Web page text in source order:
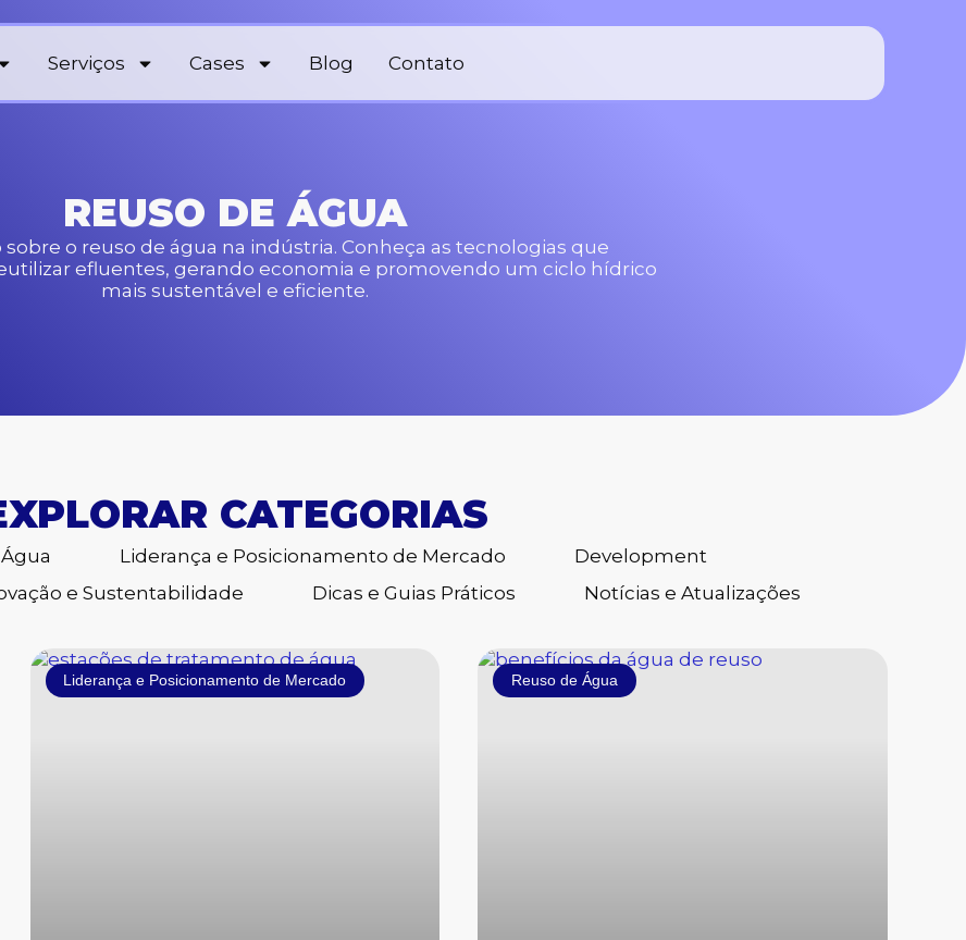
Serviços Cases Blog Contato
REUSO DE ÁGUA
o reuso de água na indústria. Conheça as tecnologias que
efluentes, gerando economia e promovendo um ciclo hídrico
mais sustentável e eficiente.
CATEGORIAS
Liderança e Posicionamento de Mercado
Development
e Sustentabilidade Dicas e Guias Práticos
Notícias e Atualizações
Liderança e Posicionamento de Mercado Reuso de Água